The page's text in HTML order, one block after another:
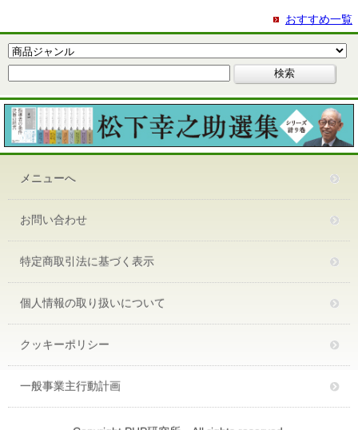
おすすめ一覧
メニューへ
お問い合わせ
特定商取引法に基づく表示
個人情報の取り扱いについて
クッキーポリシー
一般事業主行動計画